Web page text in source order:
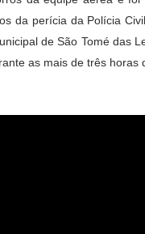
da perícia da Polícia
de São Tomé das
as mais de três horas